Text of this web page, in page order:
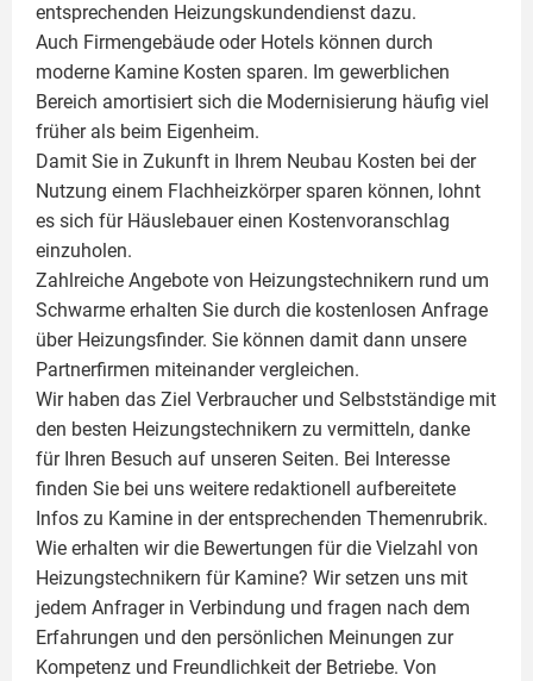
entsprechenden Heizungskundendienst dazu.
Auch Firmengebäude oder Hotels können durch
moderne Kamine Kosten sparen. Im gewerblichen
Bereich amortisiert sich die Modernisierung häufig viel
früher als beim Eigenheim.
Damit Sie in Zukunft in Ihrem Neubau Kosten bei der
Nutzung einem Flachheizkörpersparen können, lohnt
es sich für Häuslebauer einen Kostenvoranschlag
einzuholen.
Zahlreiche Angebote von Heizungstechnikern rund um
Schwarme erhalten Sie durch die kostenlosen Anfrage
über Heizungsfinder. Sie können damit dann unsere
Partnerfirmen miteinander vergleichen.
Wir haben das Ziel Verbraucher und Selbstständige mit
den besten Heizungstechnikern zu vermitteln, danke
für Ihren Besuch auf unseren Seiten. Bei Interesse
finden Sie bei uns weitere redaktionell aufbereitete
Infos zu Kamine in der entsprechenden Themenrubrik.
Wie erhalten wir die Bewertungen für die Vielzahl von
Heizungstechnikern für Kamine? Wir setzen uns mit
jedem Anfrager in Verbindung und fragen nach dem
Erfahrungen und den persönlichen Meinungen zur
Kompetenz und Freundlichkeit der Betriebe. Von